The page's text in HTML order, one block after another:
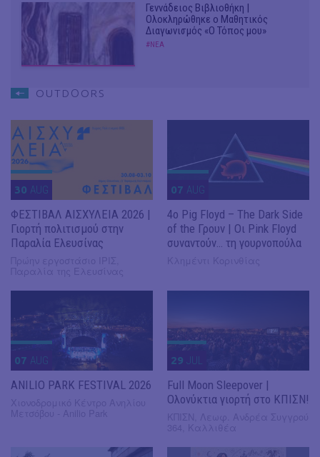
Γεννάδειος Βιβλιοθήκη |
Ολοκληρώθηκε ο Μαθητικός
Διαγωνισμός «Ο Τόπος μου»
#ΝΕΑ
OUTDΟORS
30 AUG
ΦΕΣΤΙΒΑΛ ΑΙΣΧΥΛΕΙΑ 2026 |
Γιορτή πολιτισμού στην
Παραλία Ελευσίνας
07 AUG
4ο Pig Floyd – The Dark Side
of the Γρουν | Οι Pink Floyd
συναντούν… τη γουρνοπούλα
07 AUG
ANILIO PARK FESTIVAL 2026
29 JUL
Full Moon Sleepover |
Ολονύκτια γιορτή στο ΚΠΙΣΝ!